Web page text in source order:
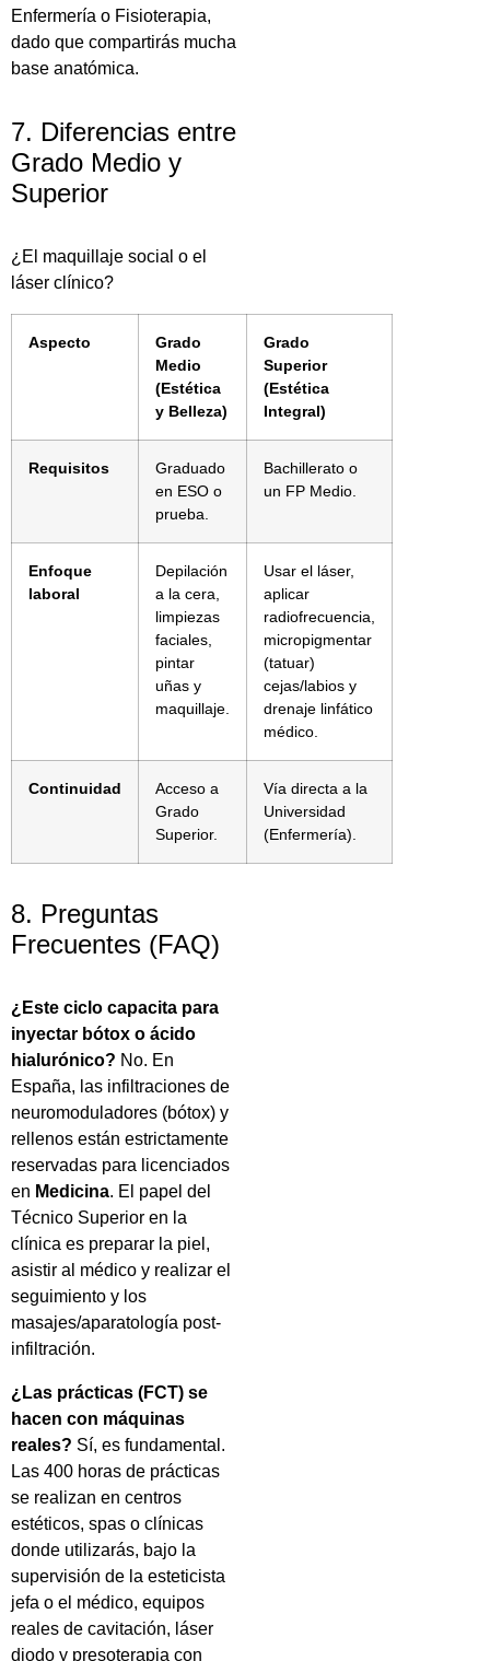
Enfermería o Fisioterapia,
dado que compartirás mucha
base anatómica.
7. Diferencias entre
Grado Medio y
Superior
¿El maquillaje social o el
láser clínico?
Aspecto
Grado
Medio
(Estética
y Belleza)
Grado
Superior
(Estética
Integral)
Requisitos
Graduado
en ESO o
prueba.
Bachillerato o
un FP Medio.
Enfoque
laboral
Depilación
a la cera,
limpiezas
faciales,
pintar
uñas y
maquillaje.
Usar el láser,
aplicar
radiofrecuencia,
micropigmentar
(tatuar)
cejas/labios y
drenaje linfático
médico.
Continuidad
Acceso a
Grado
Superior.
Vía directa a la
Universidad
(Enfermería).
8. Preguntas
Frecuentes (FAQ)
¿Este ciclo capacita para
inyectar bótox o ácido
hialurónico? No. En
España, las infiltraciones de
neuromoduladores (bótox) y
rellenos están estrictamente
reservadas para licenciados
en Medicina. El papel del
Técnico Superior en la
clínica es preparar la piel,
asistir al médico y realizar el
seguimiento y los
masajes/aparatología post-
infiltración.
¿Las prácticas (FCT) se
hacen con máquinas
reales? Sí, es fundamental.
Las 400 horas de prácticas
se realizan en centros
estéticos, spas o clínicas
donde utilizarás, bajo la
supervisión de la esteticista
jefa o el médico, equipos
reales de cavitación, láser
diodo y presoterapia con